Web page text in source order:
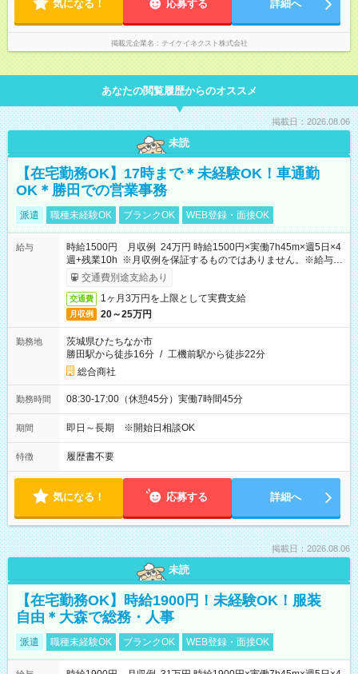
気になる！ 応募する 詳細へ
掲載元企業名 テイケイネクスト株式会社
あなたの閲覧履歴からのオススメ
掲載日：2026.08.06
未読
【在宅勤務OK】17時まで＊未経験OK！車通勤
OK＊勝田での営業事務
派遣 職種未経験OK ブランクOK WEB登録・面接OK
給与
時給1500円 月収例 24万円 時給1500円×実働7h45m×週5日×4
週+残業10h ※月収例を保証するものではありません。※給与即
受取りサービス利用可（利用条件有）
交通費別途支給あり
交通費 1ヶ月3万円を上限として実費支給
月収例 20～25万円
勤務地
茨城県ひたちなか市
勝田駅から徒歩16分 / 工機前駅から徒歩22分
総合商社
勤務時間 08:30-17:00（休憩45分）実働7時間45分
期間 即日～長期 ※開始日相談OK
特徴 履歴書不要
気になる！ 応募する 詳細へ
掲載日：2026.08.06
未読
【在宅勤務OK】時給1900円！未経験OK！服装
自由＊大森で総務・人事
派遣 職種未経験OK ブランクOK WEB登録・面接OK